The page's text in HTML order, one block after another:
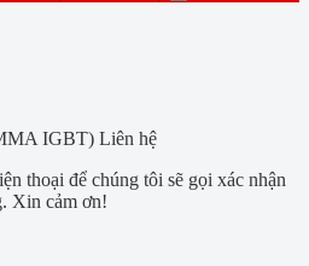
IGBT) Liên hệ
thoại để chúng tôi sẽ gọi xác nhận
Xin cảm ơn!